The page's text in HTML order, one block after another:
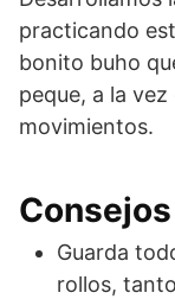
practicando
bonito buho
peque, a la
movimientos.
Guarda
rollos,